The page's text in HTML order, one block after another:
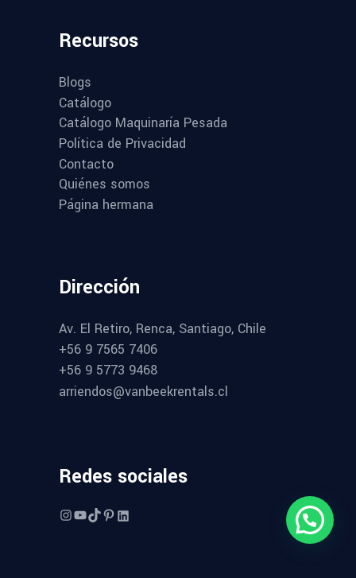
Recursos
Blogs
Catálogo
Catálogo Maquinaría Pesada
Política de Privacidad
Contacto
Quiénes somos
Página hermana
Dirección
Av. El Retiro, Renca, Santiago, Chile
+56 9 7565 7406
+56 9 5773 9468
arriendos@vanbeekrentals.cl
Redes sociales
Instagram
YouTube
TikTok
Pinterest
LinkedIn